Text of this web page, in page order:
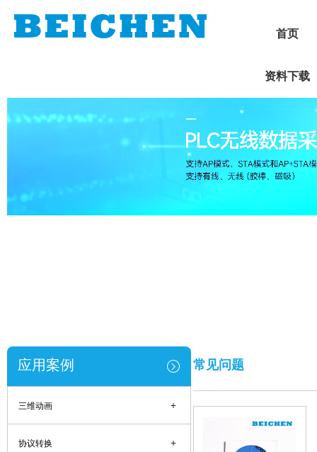
首页
资料下载
应用案例
三维动画 +
协议转换 +
常见问题